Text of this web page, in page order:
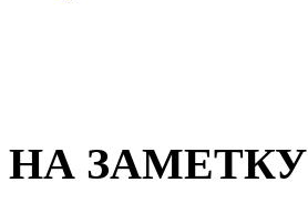
НА ЗАМЕТКУ